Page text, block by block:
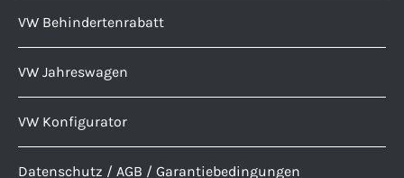
VW Behindertenrabatt
VW Jahreswagen
VW Konfigurator
Datenschutz / AGB / Garantiebedingungen